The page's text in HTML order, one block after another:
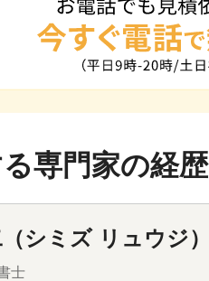
専門家の経歴
シミズ リュウジ）
士